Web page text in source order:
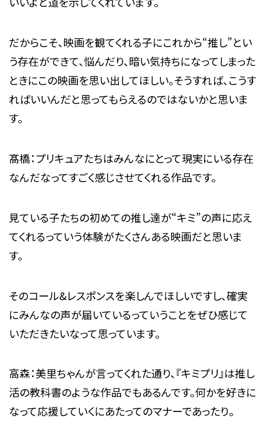
だからこそ、映画を観てくれる子にこれから“推し”とい
う存在ができて、悩んだり、暗い気持ちになってしまった
ときにこの映画を思い出してほしい。そうすれば、こうす
ればいいんだと思ってもらえるのではないかと思いま
す。
髙橋：プリキュアたちはみんなにとって現実にいる存在
なんだなってすごく感じさせてくれる作品です。
見ている子たちの初めての推し達が“キミ”の声に応え
てくれるっていう体験がたくさんある映画だと思いま
す。
そのコール&レスポンスを楽しんでほしいですし、確実
にみんなの声が届いているっていうことをぜひ感じて
いただきたいなって思っています。
高森：美里ちゃんが言ってくれた通り、『キミプリ』は推し
活の教科書のような作品でもあるんです。何かを好きに
なって応援していくにあたってのマナーであったり。